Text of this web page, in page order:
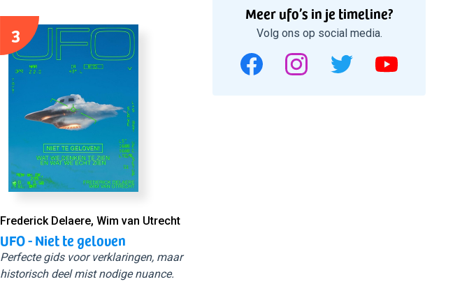
3
Frederick Delaere, Wim van Utrecht
UFO - Niet te geloven
Perfecte gids voor verklaringen, maar
historisch deel mist nodige nuance.
Meer ufo’s in je timeline?
Volg ons op social media.